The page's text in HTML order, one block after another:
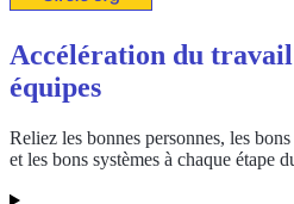
Accélération du
équipes
Reliez les bonnes personnes, les
et les bons systèmes à chaque étape